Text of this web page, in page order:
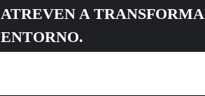
ATREVEN A
ENTORNO.